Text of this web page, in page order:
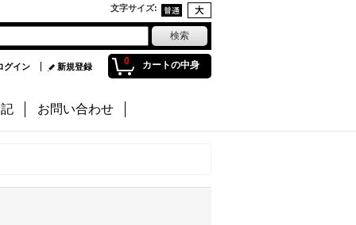
文字サイズ:
0 カートの中身
グイン 新規登録
お問い合わせ